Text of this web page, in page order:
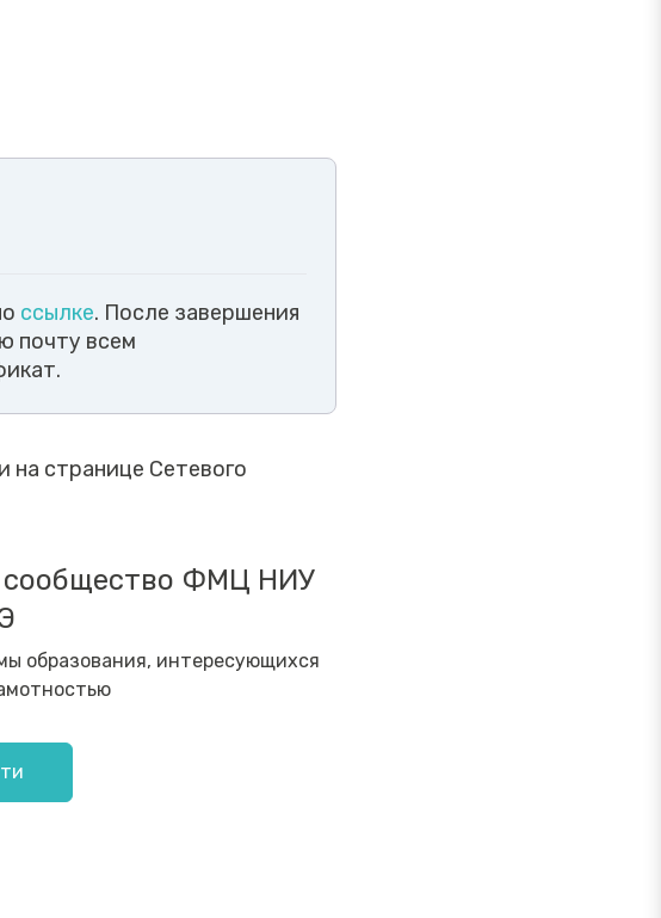
ссылке. После завершения
почту всем
странице Сетевого
сообщество ФМЦ НИУ
образования, интересующихся